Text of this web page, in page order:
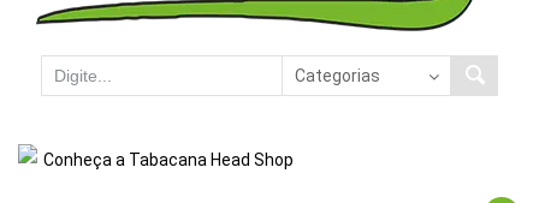
Conheça a Tabacana Head Shop